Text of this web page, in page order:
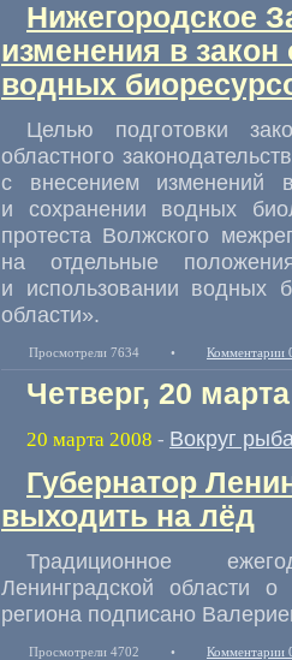
Нижегородское
изменения в
водных
Целью подготовки
областного
с внесением изменений
и сохранении водных
протеста Волжского
на отдельные
и использовании водных
области».
Просмотрели 7634 • Комментарии
Четверг, 20
20 марта 2008 - Вокруг
Губернатор
выходить на лёд
Традиционное
Ленинградской области
региона подписано
Просмотрели 4702 • Комментарии